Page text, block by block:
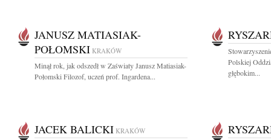
JANUSZ MATIASIAK-
POŁOMSKI KRAKÓW
Minął rok, jak odszedł w Zaświaty Janusz Matiasiak-
Połomski Filozof, uczeń prof. Ingardena...
Polskiej
głębokim...
JACEK BALICKI KRAKÓW